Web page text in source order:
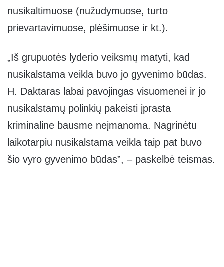
nusikaltimuose (nužudymuose, turto
prievartavimuose, plėšimuose ir kt.).
„Iš grupuotės lyderio veiksmų matyti, kad
nusikalstama veikla buvo jo gyvenimo būdas.
H. Daktaras labai pavojingas visuomenei ir jo
nusikalstamų polinkių pakeisti įprasta
kriminaline bausme neįmanoma. Nagrinėtu
laikotarpiu nusikalstama veikla taip pat buvo
šio vyro gyvenimo būdas”, – paskelbė teismas.